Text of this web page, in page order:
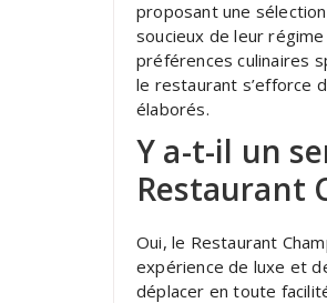
proposant une
soucieux de leur
préférences culinaires
le restaurant s’efforce
élaborés.
Y a-t-il un
Restaurant
Oui, le Restaurant
expérience de luxe et
déplacer en toute